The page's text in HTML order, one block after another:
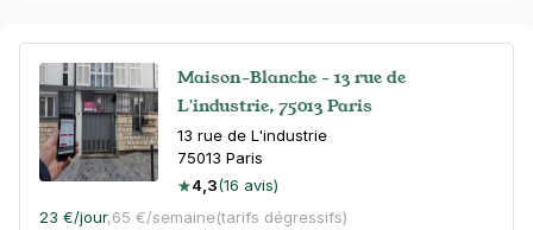
Maison-Blanche - 13 rue de
L'industrie, 75013 Paris
13 rue de L'industrie
75013 Paris
4,3(16 avis)
23 €/jour,65 €/semaine(tarifs dégressifs)